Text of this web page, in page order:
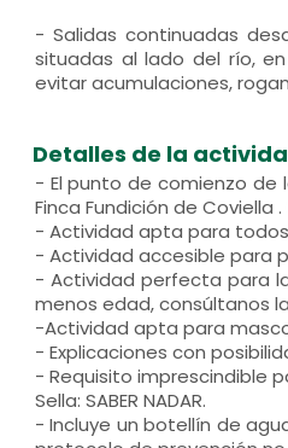
- Salidas continuadas
situadas al lado del río,
evitar acumulaciones,
Detalles de la
- El punto de comienzo de
Finca Fundición de
- Actividad apta para
- Actividad accesible para
- Actividad perfecta para
menos edad, consúltanos
-Actividad apta para
- Explicaciones con
- Requisito imprescindible
Sella: SABER NADAR.
- Incluye un botellín de